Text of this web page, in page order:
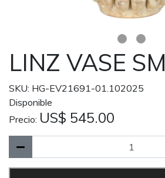
LINZ VASE SM
SKU: HG-EV21691-01.102025
Disponible
Precio: US$ 545.00